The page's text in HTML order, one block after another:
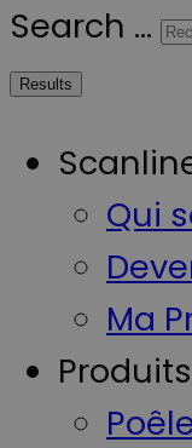
Search ...
Results
Qui
Ma
Produits